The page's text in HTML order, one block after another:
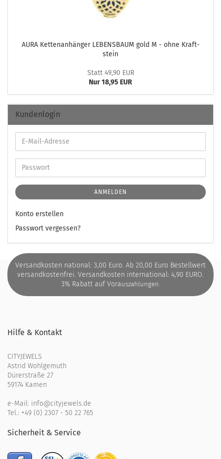
AURA Ket­ten­an­hän­ger LE­BENS­BAUM gold M - ohne Kraft­
stein
Statt 49,90 EUR
Nur 18,95 EUR
Kundenlogin
ANMELDEN
Konto erstellen
Passwort vergessen?
Versandkosten national: 3,00 Euro. Ab 20,00 Euro Bestellwert
versandkostenfrei. Versandkosten international: 4,90 EURO.
3% Rabatt auf Vorauszahlungen.
Hilfe & Kontakt
CITYJEWELS
Astrid Wohlgemuth
Dürerstraße 27
59174 Kamen
e-Mail: info@cityjewels.de
Tel.: +49 (0) 2307 - 50 22 765
Sicherheit & Service